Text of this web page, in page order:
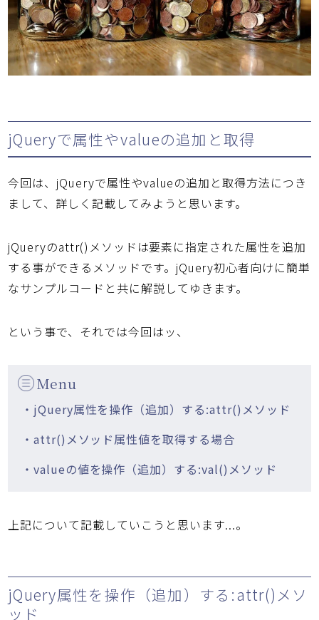
jQueryで属性やvalueの追加と取得
今回は、jQueryで属性やvalueの追加と取得方法につき
まして、詳しく記載してみようと思います。
jQueryのattr()メソッドは要素に指定された属性を追加
する事ができるメソッドです。jQuery初心者向けに簡単
なサンプルコードと共に解説してゆきます。
という事で、それでは今回はッ、
Menu
・jQuery属性を操作（追加）する:attr()メソッド
・attr()メソッド属性値を取得する場合
・valueの値を操作（追加）する:val()メソッド
上記について記載していこうと思います...。
jQuery属性を操作（追加）する:attr()メソ
ッド